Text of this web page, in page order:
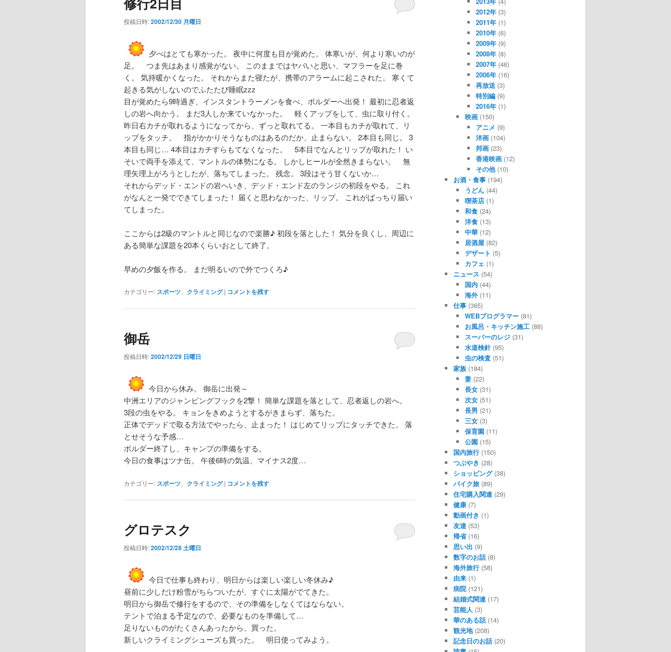
投稿日時:2002/12/30 月曜日
夕べはとても寒かった。 夜中に何度も目が覚めた。 体寒いが、何より寒いのが
足。 つま先はあまり感覚がない。 このままではヤバいと思い、マフラーを足に巻
く。 気持暖かくなった。 それからまた寝たが、携帯のアラームに起こされた。 寒くて
起きる気がしないのでふたたび睡眠zzz
目が覚めたら9時過ぎ、インスタントラーメンを食べ、ボルダーへ出発！ 最初に忍者返
しの岩へ向かう。 まだ3人しか来ていなかった。 軽くアップをして、虫に取り付く。
昨日右カチが取れるようになってから、ずっと取れてる。 一本目もカチが取れて、リ
ップをタッチ。 指がかかりそうなものはあるのだか、止まらない。 2本目も同じ。 3
本目も同じ… 4本目はカチすらもてなくなった。 5本目でなんとリップが取れた！ い
そいで両手を添えて、マントルの体勢になる。 しかしヒールが全然きまらない。 無
理矢理上がろうとしたが、落ちてしまった。 残念。 3段はそう甘くないか…
それからデッド・エンドの岩へいき、デッド・エンド左のランジの初段をやる。 これ
がなんと一発でできてしまった！ 届くと思わなかった、リップ。 これがばっちり届い
てしまった。
ここからは2級のマントルと同じなので楽勝♪ 初段を落とした！ 気分を良くし、周辺に
ある簡単な課題を20本くらいおとして終了。
早めの夕飯を作る。 まだ明るいので外でつくろ♪
カテゴリー: スポーツ クライミング | コメントを残す
御岳
投稿日時:2002/12/29 日曜日
今日から休み。 御岳に出発～
中洲エリアのジャンピングフックを2撃！ 簡単な課題を落として、忍者返しの岩へ。
3段の虫をやる。 キョンをきめようとするがきまらず、落ちた。
正体でデッドで取る方法でやったら、止まった！ はじめてリップにタッチできた。 落
とせそうな予感…
ボルダー終了し、キャンプの準備をする。
今日の食事はツナ缶。 午後6時の気温、マイナス2度…
カテゴリー: スポーツ クライミング | コメントを残す
グロテスク
投稿日時:2002/12/28 土曜日
今日で仕事も終わり、明日からは楽しい楽しい冬休み♪
昼前に少しだけ粉雪がちらついたが、すぐに太陽がでてきた。
明日から御岳で修行をするので、その準備をしなくてはならない。
テントで泊まる予定なので、必要なものを準備して…
足りないものがたくさんあったから、買った。
新しいクライミングシューズも買った。 明日使ってみよう。
2012年 (3)
2011年 (1)
2010年 (6)
2009年 (9)
2008年 (8)
2007年 (46)
2006年 (16)
再放送 (3)
特別編 (9)
2016年 (1)
映画(150)
アニメ (9)
洋画 (104)
邦画 (23)
香港映画 (12)
その他(10)
お酒・食事 (194)
うどん(44)
喫茶店(1)
和食(24)
洋食(13)
中華(12)
居酒屋(82)
デザート (5)
カフェ (1)
ニュース (54)
国内(44)
海外(11)
仕事 (365)
WEBプログラマー(81)
お風呂・キッチン施工(88)
スーパーのレジ(31)
水道検針(95)
虫の検査(51)
家族 (184)
妻(22)
長女(31)
次女(51)
長男 (21)
三女(3)
保育園(11)
公園(15)
国内旅行 (150)
つぶやき (28)
ショッピング(38)
バイク旅 (89)
住宅購入関連 (29)
健康 (7)
動画付き (1)
友達 (53)
帰省(16)
思い出 (9)
数字のお話 (8)
海外旅行 (58)
由来 (1)
病院 (121)
結婚式関連 (17)
芸能人 (3)
華のある話 (14)
観光地(208)
記念日のお話 (20)